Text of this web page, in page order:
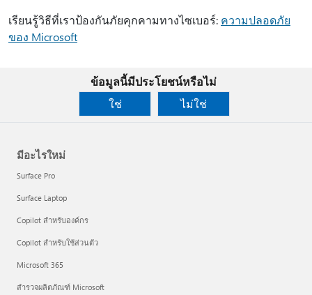
เรียนรู้วิธีที่เราป้องกันภัยคุกคามทางไซเบอร์: ความปลอดภัย
ของ Microsoft
ข้อมูลนี้มีประโยชน์หรือไม่
ใช่
ไม่ใช่
มีอะไรใหม่
Surface Pro
Surface Laptop
Copilot สำหรับองค์กร
Copilot สำหรับใช้ส่วนตัว
Microsoft 365
สำรวจผลิตภัณฑ์ Microsoft